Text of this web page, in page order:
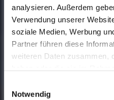
analysieren. Außerdem
Verwendung unserer
soziale Medien, Werbung
Partner führen diese
weiteren Daten zusammen,
Notwendig